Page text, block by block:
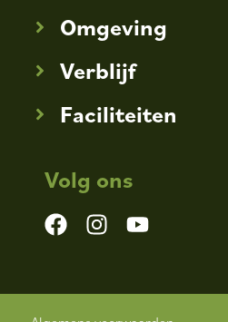
Omgeving
Verblijf
Faciliteiten
Volg ons